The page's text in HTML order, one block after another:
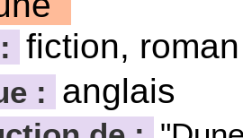
fiction, roman
: anglais